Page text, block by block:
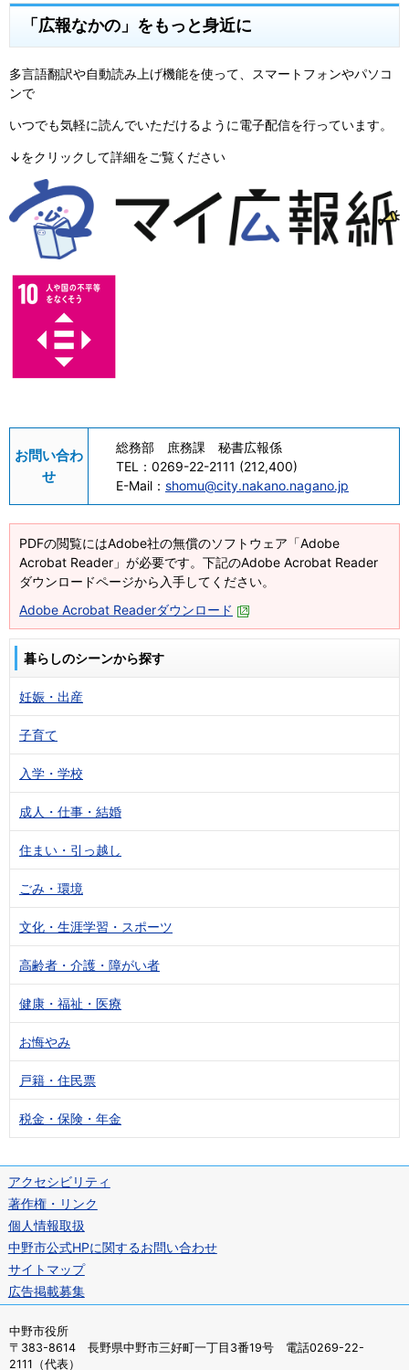
「広報なかの」をもっと身近に
多言語翻訳や自動読み上げ機能を使って、スマートフォンやパソコ
ンで
いつでも気軽に読んでいただけるように電子配信を行っています。
↓をクリックして詳細をご覧ください
お問い合わ
せ
総務部 庶務課 秘書広報係
TEL： 0269-22-2111 (212,400)
E-Mail： shomu@city.nakano.nagano.jp
PDFの閲覧にはAdobe社の無償のソフトウェア「Adobe
Acrobat Reader」が必要です。下記のAdobe Acrobat Reader
ダウンロードページから入手してください。
Adobe Acrobat Readerダウンロード
暮らしのシーンから探す
妊娠・出産
子育て
入学・学校
成人・仕事・結婚
住まい・引っ越し
ごみ・環境
文化・生涯学習・スポーツ
高齢者・介護・障がい者
健康・福祉・医療
お悔やみ
戸籍・住民票
税金・保険・年金
アクセシビリティ
著作権・リンク
個人情報取扱
中野市公式HPに関するお問い合わせ
サイトマップ
広告掲載募集
中野市役所
〒383-8614 長野県中野市三好町一丁目3番19号 電話0269-22-
2111（代表）